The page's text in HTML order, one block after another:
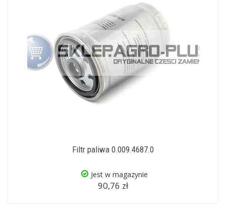
Filtr paliwa 0.009.4687.0
Jest w magazynie
90,76 zł